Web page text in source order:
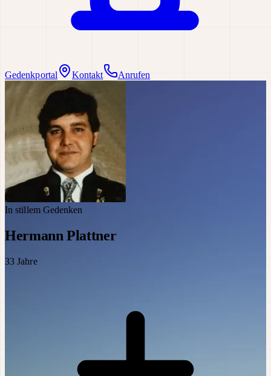
Gedenkportal Kontakt Anrufen
In stillem Gedenken
Hermann Plattner
33 Jahre